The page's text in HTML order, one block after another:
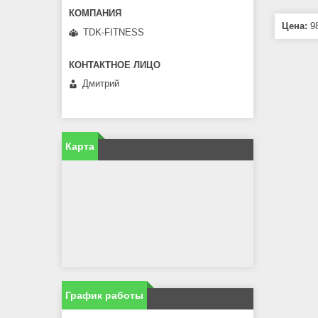
Цена:
TDK-FITNESS
Дмитрий
Карта
График работы